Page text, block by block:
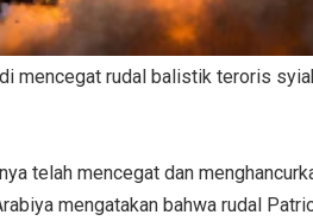
Syiah dan Fitnah
Mengapa Syiah
Syiah dan
Syiah dan
mencegat rudal balistik teroris
telah mencegat dan
mengatakan bahwa rudal